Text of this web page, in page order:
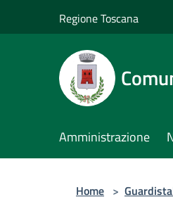
Regione Toscana
Amministrazione
Home >